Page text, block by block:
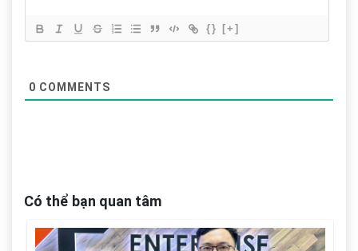
{} [+]
0 COMMENTS
Có thể bạn quan tâm